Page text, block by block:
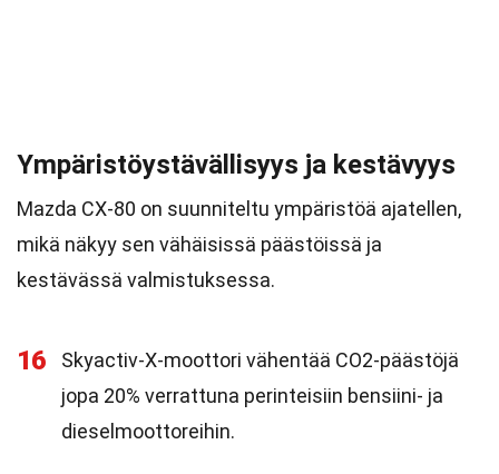
Ympäristöystävällisyys ja kestävyys
Mazda CX-80 on suunniteltu ympäristöä ajatellen,
mikä näkyy sen vähäisissä päästöissä ja
kestävässä valmistuksessa.
16
Skyactiv-X-moottori vähentää CO2-päästöjä
jopa 20% verrattuna perinteisiin bensiini- ja
dieselmoottoreihin.